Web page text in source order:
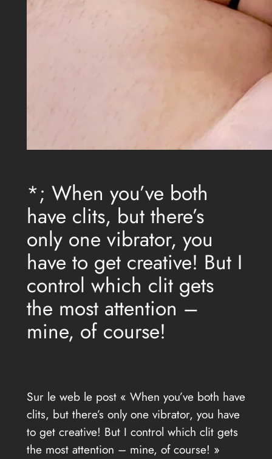
*; When you’ve both
have clits, but there’s
only one vibrator, you
have to get creative! But I
control which clit gets
the most attention –
mine, of course!
Sur le web le post « When you’ve both have
clits, but there’s only one vibrator, you have
to get creative! But I control which clit gets
the most attention – mine, of course! »